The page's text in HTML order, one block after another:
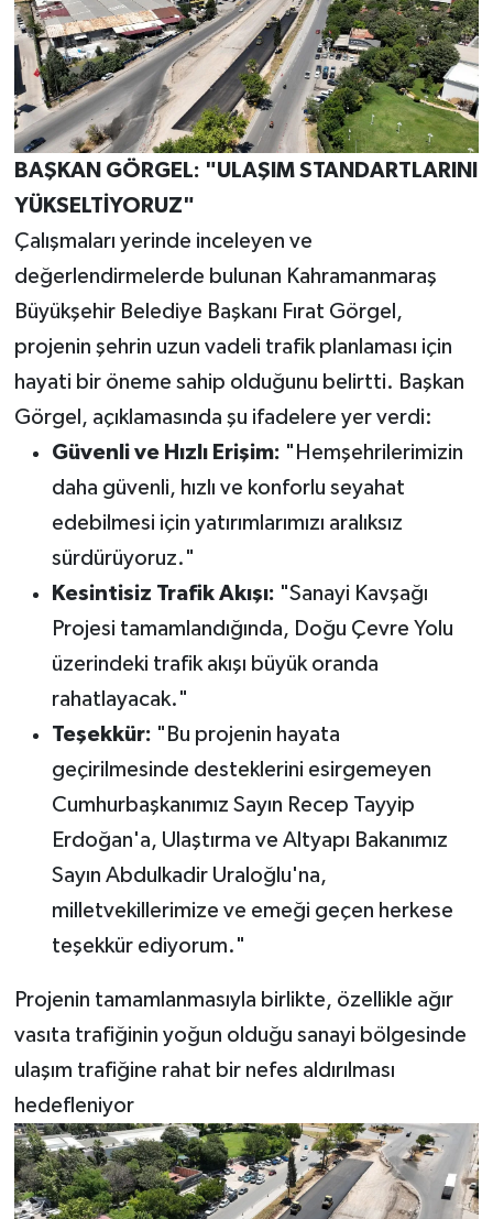
BAŞKAN GÖRGEL: "ULAŞIM STANDARTLARINI
YÜKSELTİYORUZ"
Çalışmaları yerinde inceleyen ve
değerlendirmelerde bulunan Kahramanmaraş
Büyükşehir Belediye Başkanı Fırat Görgel,
projenin şehrin uzun vadeli trafik planlaması için
hayati bir öneme sahip olduğunu belirtti. Başkan
Görgel, açıklamasında şu ifadelere yer verdi:
Güvenli ve Hızlı Erişim: "Hemşehrilerimizin
daha güvenli, hızlı ve konforlu seyahat
edebilmesi için yatırımlarımızı aralıksız
sürdürüyoruz."
Kesintisiz Trafik Akışı: "Sanayi Kavşağı
Projesi tamamlandığında, Doğu Çevre Yolu
üzerindeki trafik akışı büyük oranda
rahatlayacak."
Teşekkür: "Bu projenin hayata
geçirilmesinde desteklerini esirgemeyen
Cumhurbaşkanımız Sayın Recep Tayyip
Erdoğan'a, Ulaştırma ve Altyapı Bakanımız
Sayın Abdulkadir Uraloğlu'na,
milletvekillerimize ve emeği geçen herkese
teşekkür ediyorum."
Projenin tamamlanmasıyla birlikte, özellikle ağır
vasıta trafiğinin yoğun olduğu sanayi bölgesinde
ulaşım trafiğine rahat bir nefes aldırılması
hedefleniyor